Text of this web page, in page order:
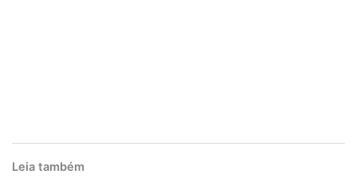
Leia também